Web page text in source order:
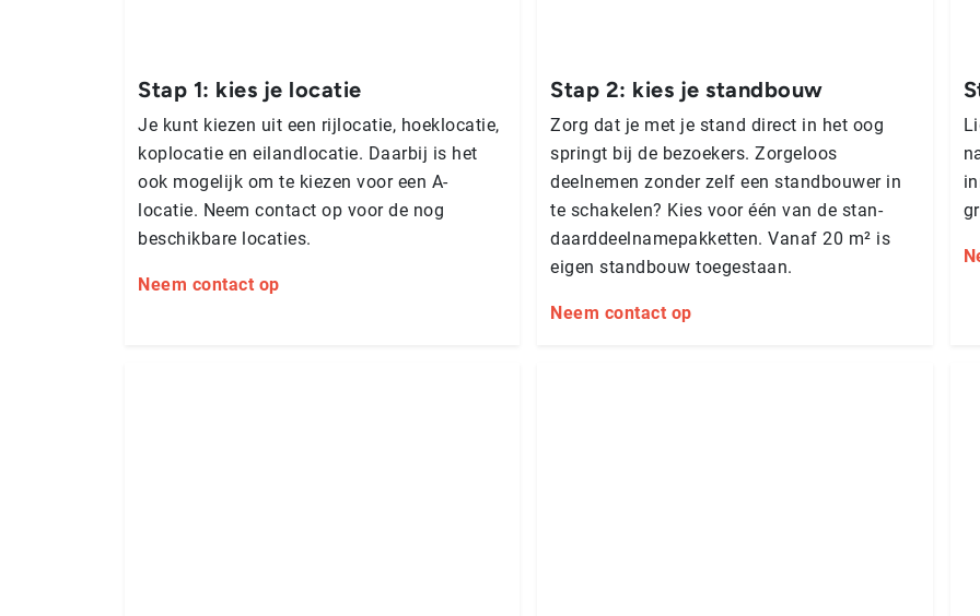
Stap 1: kies je locatie
Je kunt kiezen uit een rijlocatie, hoeklocatie,
koplocatie en ei­land­lo­ca­tie. Daarbij is het
ook mogelijk om te kiezen voor een A-
locatie. Neem contact op voor de nog
beschikbare locaties.
Neem contact op
Stap 2: kies je standbouw
Zorg dat je met je stand direct in het oog
springt bij de bezoekers. Zorgeloos
deelnemen zonder zelf een standbouwer in
te schakelen? Kies voor één van de stan­
daard­deel­na­me­pak­ket­ten. Vanaf 20 m² is
eigen standbouw toegestaan.
Neem contact op